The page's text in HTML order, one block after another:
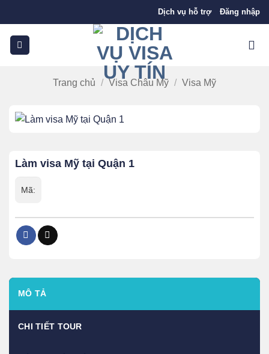
qua
nội
dung
Dịch vụ hỗ trợ Đăng nhập
Trang chủ / Visa Châu Mỹ / Visa Mỹ
Làm visa Mỹ tại Quận 1
Mã:
MÔ TẢ
CHI TIẾT TOUR